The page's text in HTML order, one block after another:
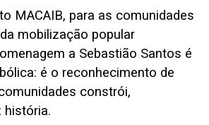
MACAIB, para as comunidades
mobilização popular
a Sebastião Santos é
é o reconhecimento de
constrói,